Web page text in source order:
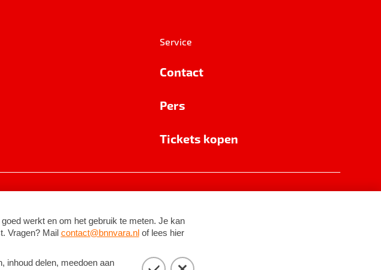
Service
Contact
Pers
Tickets kopen